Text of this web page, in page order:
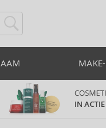
IN ACTIE